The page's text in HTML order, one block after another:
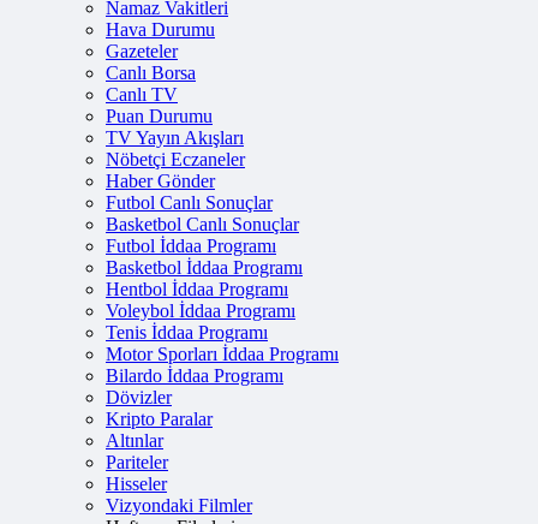
Namaz Vakitleri
Hava Durumu
Gazeteler
Canlı Borsa
Canlı TV
Puan Durumu
TV Yayın Akışları
Nöbetçi Eczaneler
Haber Gönder
Futbol Canlı Sonuçlar
Basketbol Canlı Sonuçlar
Futbol İddaa Programı
Basketbol İddaa Programı
Hentbol İddaa Programı
Voleybol İddaa Programı
Tenis İddaa Programı
Motor Sporları İddaa Programı
Bilardo İddaa Programı
Dövizler
Kripto Paralar
Altınlar
Pariteler
Hisseler
Vizyondaki Filmler